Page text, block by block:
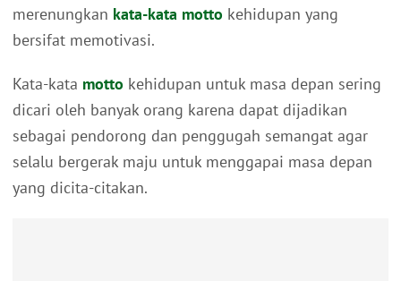
merenungkan kata-kata motto kehidupan yang
bersifat memotivasi.
Kata-kata motto kehidupan untuk masa depan sering
dicari oleh banyak orang karena dapat dijadikan
sebagai pendorong dan penggugah semangat agar
selalu bergerak maju untuk menggapai masa depan
yang dicita-citakan.